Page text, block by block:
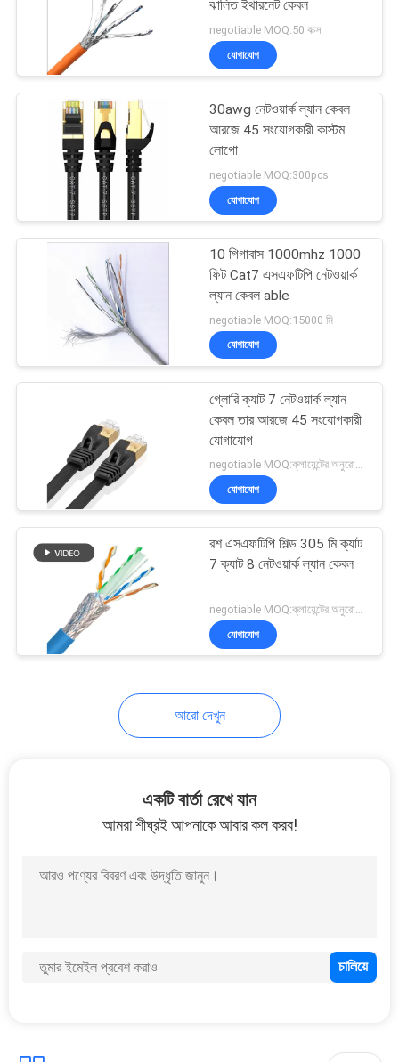
ঝালিত ইথারনেট কেবল
negotiable MOQ:50 বাক্স
যোগাযোগ
30awg নেটওয়ার্ক ল্যান কেবল
আরজে 45 সংযোগকারী কাস্টম
লোগো
negotiable MOQ:300pcs
যোগাযোগ
10 গিগাবাস 1000mhz 1000
ফিট Cat7 এসএফটিপি নেটওয়ার্ক
ল্যান কেবল able
negotiable MOQ:15000 মি
যোগাযোগ
গ্লোরি ক্যাট 7 নেটওয়ার্ক ল্যান
কেবল তার আরজে 45 সংযোগকারী
যোগাযোগ
negotiable MOQ:ক্লায়েন্টের অনুরোধ হিসাবে কাস্টমাইজড টাইপ 300 কার্টন হিসাবে স্টক।
যোগাযোগ
রশ এসএফটিপি শিল্ড 305 মি ক্যাট
7 ক্যাট 8 নেটওয়ার্ক ল্যান কেবল
negotiable MOQ:ক্লায়েন্টের অনুরোধ হিসাবে কাস্টমাইজড টাইপ 30000 মিটার Stock
যোগাযোগ
আরো দেখুন
একটি বার্তা রেখে যান
আমরা শীঘ্রই আপনাকে আবার কল করব!